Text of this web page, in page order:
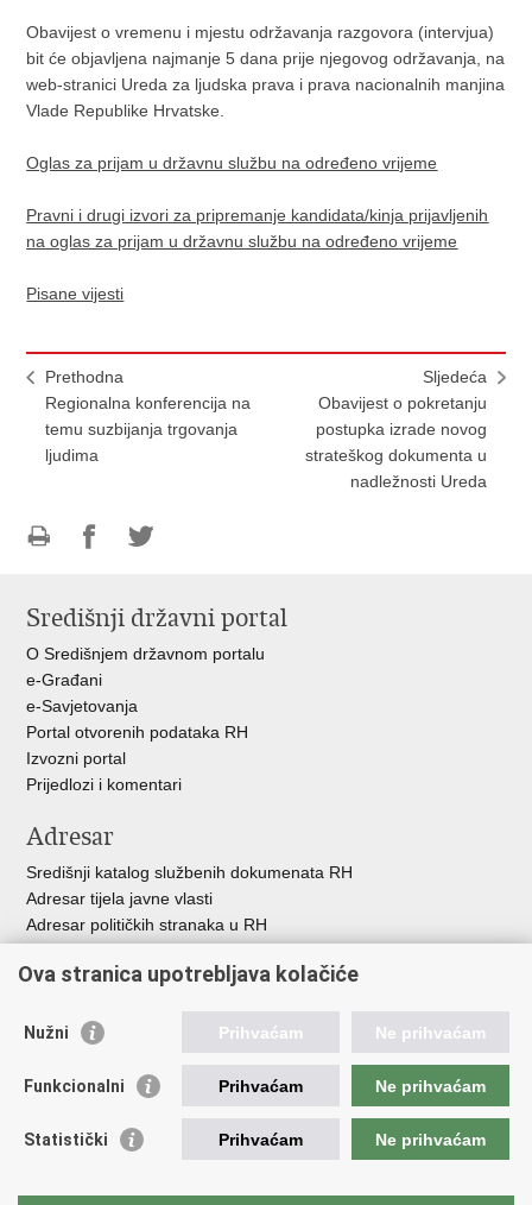
Obavijest o vremenu i mjestu održavanja razgovora (intervjua)
bit će objavljena najmanje 5 dana prije njegovog održavanja, na
web-stranici Ureda za ljudska prava i prava nacionalnih manjina
Vlade Republike Hrvatske.
Oglas za prijam u državnu službu na određeno vrijeme
Pravni i drugi izvori za pripremanje kandidata/kinja prijavljenih
na oglas za prijam u državnu službu na određeno vrijeme
Pisane vijesti
Prethodna
Regionalna konferencija na
temu suzbijanja trgovanja
ljudima
Sljedeća
Obavijest o pokretanju
postupka izrade novog
strateškog dokumenta u
nadležnosti Ureda
FacebookuTwitteru
Središnji državni portal
O Središnjem državnom portalu
e-Građani
e-Savjetovanja
Portal otvorenih podataka RH
Izvozni portal
Prijedlozi i komentari
Adresar
Središnji katalog službenih dokumenata RH
Adresar tijela javne vlasti
Adresar političkih stranaka u RH
Besplatni telefoni javne uprave
Važne poveznice
Vlada Republike Hrvatske
Savjet za nacionalne manjine
Okvirna konvencija za zaštitu nacionalnih manjina
Ova stranica upotrebljava kolačiće
Nužni Prihvaćam Ne prihvaćam
Funkcionalni Prihvaćam Ne prihvaćam
Statistički Prihvaćam Ne prihvaćam